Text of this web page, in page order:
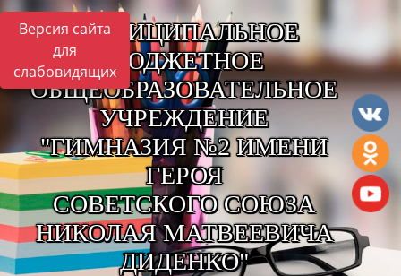
Версия сайта
для
слабовидящих
МУНИЦИПАЛЬНОЕ
БЮДЖЕТНОЕ
ОБЩЕОБРАЗОВАТЕЛЬНОЕ
УЧРЕЖДЕНИЕ
"ГИМНАЗИЯ №2 ИМЕНИ
ГЕРОЯ
СОВЕТСКОГО СОЮЗА
НИКОЛАЯ МАТВЕЕВИЧА
ДИДЕНКО"